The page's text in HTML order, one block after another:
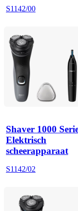
S1142/00
Shaver 1000
Elektrisch
scheerapparaat
S1142/02